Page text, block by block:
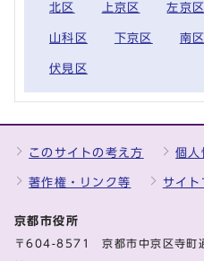
北区 上京区 左京区
山科区 下京区 南区
伏見区
このサイトの考え方 個人
著作権・リンク等 サイト
京都市役所
〒604-8571 京都市中京区寺町